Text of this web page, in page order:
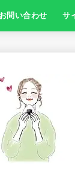
お問い合わせ サ